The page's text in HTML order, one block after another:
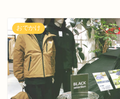
おでかけ